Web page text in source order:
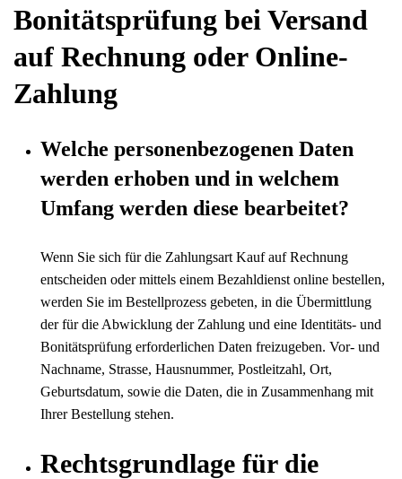
Bonitätsprüfung bei Versand
auf Rechnung oder Online-
Zahlung
Welche personenbezogenen Daten
werden erhoben und in welchem
Umfang werden diese bearbeitet?
Wenn Sie sich für die Zahlungsart Kauf auf Rechnung
entscheiden oder mittels einem Bezahldienst online bestellen,
werden Sie im Bestellprozess gebeten, in die Übermittlung
der für die Abwicklung der Zahlung und eine Identitäts- und
Bonitätsprüfung erforderlichen Daten freizugeben. Vor- und
Nachname, Strasse, Hausnummer, Postleitzahl, Ort,
Geburtsdatum, sowie die Daten, die in Zusammenhang mit
Ihrer Bestellung stehen.
Rechtsgrundlage für die